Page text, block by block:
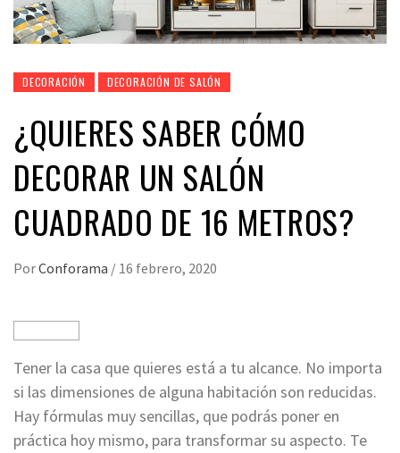
DECORACIÓN DECORACIÓN DE SALÓN
¿QUIERES SABER CÓMO
DECORAR UN SALÓN
CUADRADO DE 16 METROS?
PorConforama / 16 febrero, 2020
Tener la casa que quieres está a tu alcance. No importa
si las dimensiones de alguna habitación son reducidas.
Hay fórmulas muy sencillas, que podrás poner en
práctica hoy mismo, para transformar su aspecto. Te